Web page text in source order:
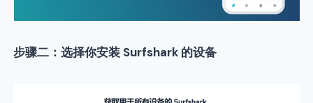
步骤二：选择你安装 Surfshark 的设备